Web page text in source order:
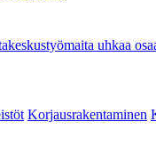
uhkaa
Korjausrakentaminen